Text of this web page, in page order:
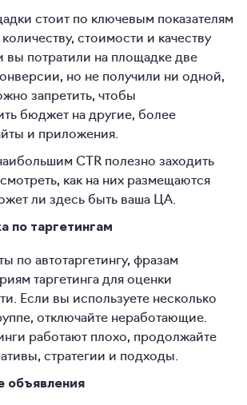
стоит по ключевым показателям
стоимости и качеству
вы потратили на площадке две
но не получили ни одной,
запретить, чтобы
бюджет на другие, более
и приложения.
CTR полезно заходить
как на них размещаются
ли здесь быть ваша ЦА.
по таргетингам
по автотаргетингу, фразам
таргетинга для оценки
Если вы используете несколько
отключайте неработающие.
работают плохо, продолжайте
стратегии и подходы.
объявления